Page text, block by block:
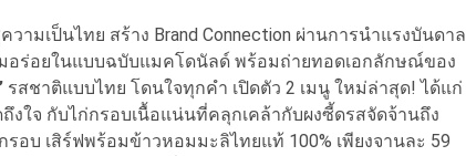
วามเป็นไทย สร้าง Brand Connection ผ่านการนำแรงบันดาล
ร่อยในแบบฉบับแมคโดนัลด์ พร้อมถ่ายทอดเอกลักษณ์ของ
รสชาติแบบไทย โดนใจทุกคำ เปิดตัว 2 เมนู ใหม่ล่าสุด! ได้แก่
งใจ กับไก่กรอบเนื้อแน่นที่คลุกเคล้ากับผงซี้ดรสจัดจ้านถึง
อบ เสิร์ฟพร้อมข้าวหอมมะลิไทยแท้ 100% เพียงจานละ 59